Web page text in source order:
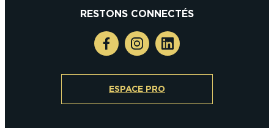
RESTONS CONNECTÉS
ESPACE PRO